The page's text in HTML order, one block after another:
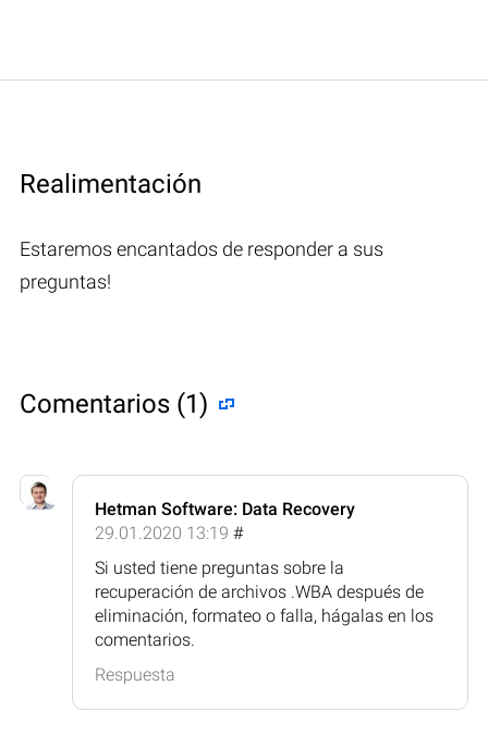
Realimentación
Estaremos encantados de responder a sus
preguntas!
Comentarios (1)
Hetman Software: Data Recovery
29.01.2020 13:19 #
Si usted tiene preguntas sobre la
recuperación de archivos .WBA después de
eliminación, formateo o falla, hágalas en los
comentarios.
Respuesta